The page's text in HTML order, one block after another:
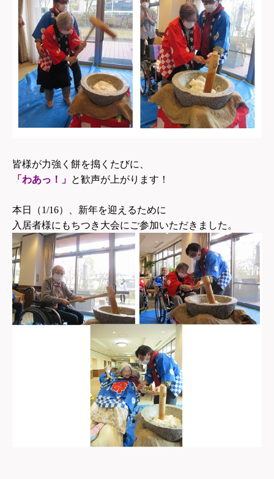
皆様が力強く餅を搗くたびに、
「わあっ！」 と歓声が上がります！
本日（1/16）、新年を迎えるために
入居者様にもちつき大会にご参加いただきました。